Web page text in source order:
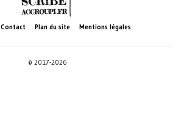
Contact Plan du site Mentions légales
© 2017-2026